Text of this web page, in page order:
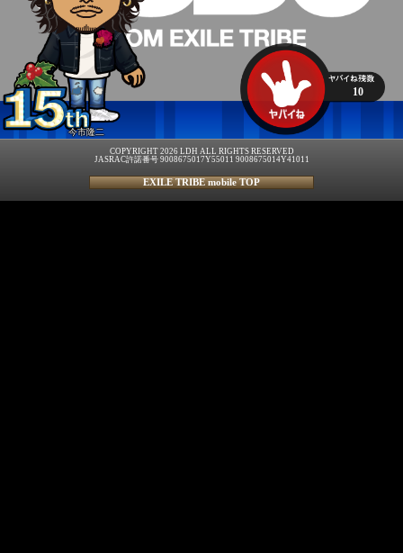
今市隆二
10
COPYRIGHT 2026 LDH ALL RIGHTS RESERVED
JASRAC許諾番号 9008675017Y55011 9008675014Y41011
EXILE TRIBE mobile TOP